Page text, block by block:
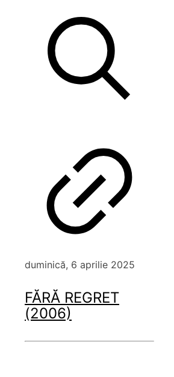
duminică, 6 aprilie 2025
FĂRĂ REGRET
(2006)